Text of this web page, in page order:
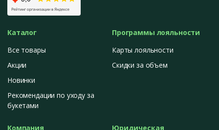
Каталог
Все товары
Акции
Новинки
Рекомендации по уходу за
букетами
Программы лояльности
Карты лояльности
Скидки за объем
Компания Юридическая